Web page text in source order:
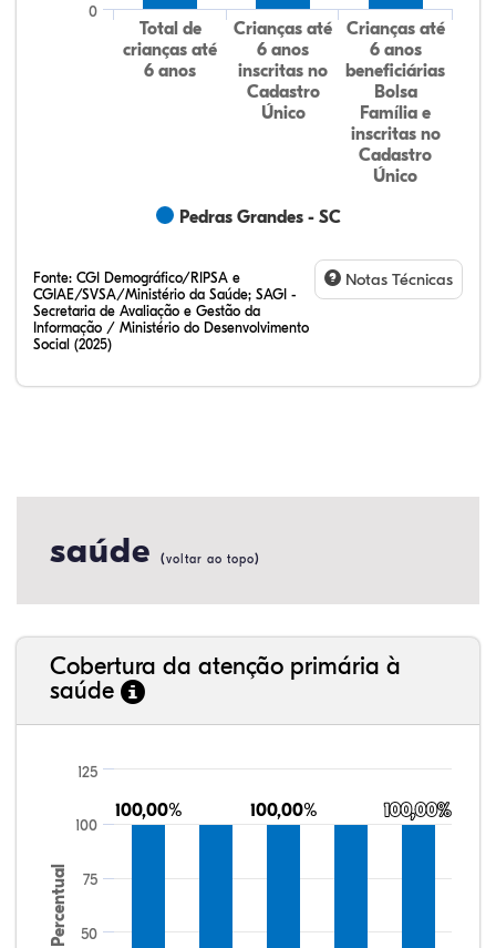
Pedras Grandes - SC
Total de
crianças até
6 anos
Crianças até
6 anos
inscritas no
Cadastro
Único
Crianças até
6 anos
beneficiárias
Bolsa
Família e
inscritas no
Cadastro
Único
0
Fonte: CGI Demográfico/RIPSA e
CGIAE/SVSA/Ministério da Saúde; SAGI -
Secretaria de Avaliação e Gestão da
Informação / Ministério do Desenvolvimento
Social (2025)
Notas Técnicas
saúde (voltar ao topo)
Cobertura da atenção primária à
saúde
Percentual
100,00%
100,00% 100,00%
100,00% 100,00%
100,00%
50
75
100
125